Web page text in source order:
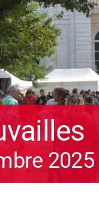
2025